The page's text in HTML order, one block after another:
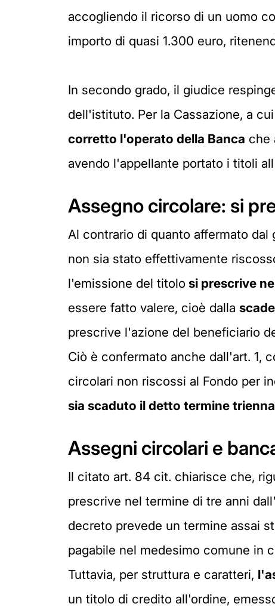
accogliendo il ricorso di un uomo
importo di quasi 1.300 euro,
In secondo grado, il giudice
dell'istituto. Per la Cassazione, a
corretto l'operato della Banca che
avendo l'appellante portato i titoli
Assegno circolare: si
Al contrario di quanto affermato
non sia stato effettivamente
l'emissione del titolo si prescrive
essere fatto valere, cioè dalla
prescrive l'azione del beneficiario
Ciò è confermato anche dall'art. 1,
circolari non riscossi al Fondo per
sia scaduto il detto termine
Assegni circolari e
Il citato art. 84 cit. chiarisce che,
prescrive nel termine di tre anni
decreto prevede un termine assai
pagabile nel medesimo comune in
Tuttavia, per struttura e caratteri,
un titolo di credito all'ordine,